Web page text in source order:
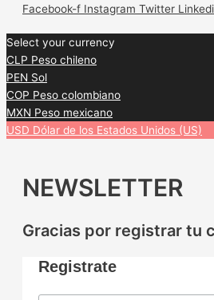
Facebook-f Instagram Twitter
Select your currency
CLP Peso chileno
PEN Sol
COP Peso colombiano
MXN Peso mexicano
USD Dólar de los Estados Unidos (US)
NEWSLETTER
Gracias por registrar tu
Registrate